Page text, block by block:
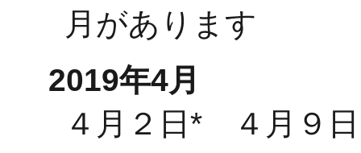
月があります
2019年4月
４月２日* ４月